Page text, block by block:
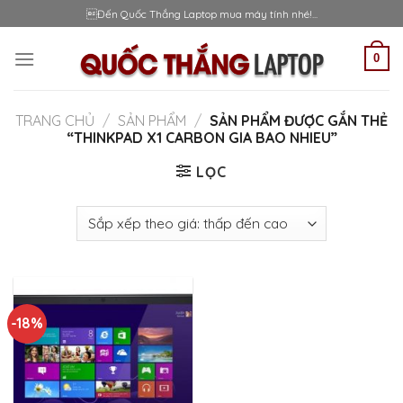
to
content
Đến Quốc Thắng Laptop mua máy tính nhé!...
0
TRANG CHỦ / SẢN PHẨM / SẢN PHẨM ĐƯỢC GẮN THẺ
“THINKPAD X1 CARBON GIA BAO NHIEU”
LỌC
-18%